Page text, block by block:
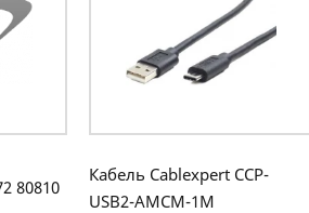
80810
Кабель Cablexpert CCP-
USB2-AMCM-1M